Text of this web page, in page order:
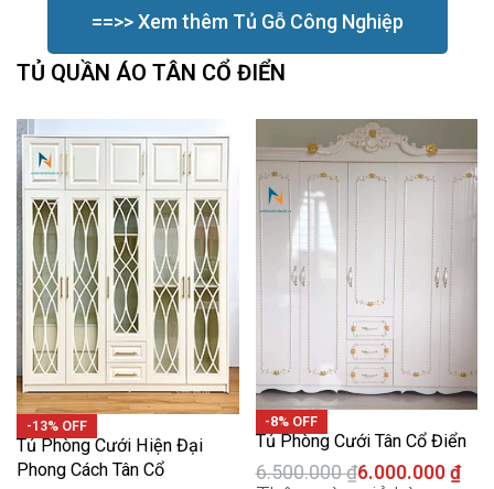
==>> Xem thêm Tủ Gỗ Công Nghiệp
TỦ QUẦN ÁO TÂN CỔ ĐIỂN
-13% OFF
Tủ Phòng Cưới Hiện Đại
Phong Cách Tân Cổ
-8% OFF
Tủ Phòng Cưới Tân Cổ Điển
6.500.000₫6.000.000 ₫